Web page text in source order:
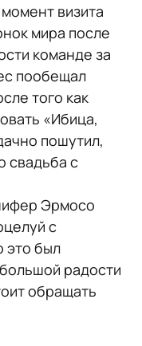
визита
мира после
команде за
пообещал
того как
«Ибица,
пошутил,
свадьба с
Эрмосо
с
это был
радости
обращать